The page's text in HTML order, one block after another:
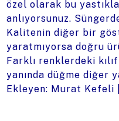
özel olarak bu
anlıyorsunuz.
Kalitenin diğer bir
yaratmıyorsa doğru
Farklı renklerdeki
yanında düğme diğer
Ekleyen: Murat Kefeli |